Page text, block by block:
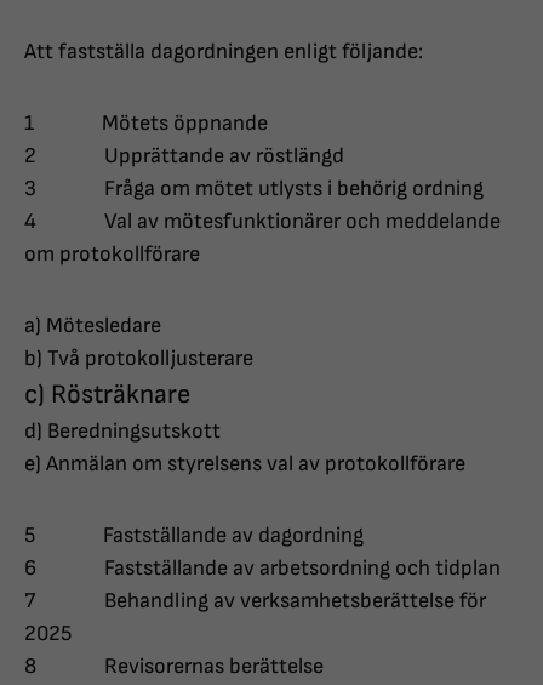
Att fastställa dagordningen enligt följande:
1 Mötets öppnande
2 Upprättande av röstlängd
3 Fråga om mötet utlysts i behörig ordning
4 Val av mötesfunktionärer och meddelande
om protokollförare
a) Mötesledare
b) Två protokolljusterare
c) Rösträknare
d) Beredningsutskott
e) Anmälan om styrelsens val av protokollförare
5 Fastställande av dagordning
6 Fastställande av arbetsordning och tidplan
7 Behandling av verksamhetsberättelse för
2025
8 Revisorernas berättelse